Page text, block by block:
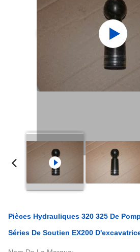
Pièces Hydrauliques 320 325 De
Séries De Soutien EX200